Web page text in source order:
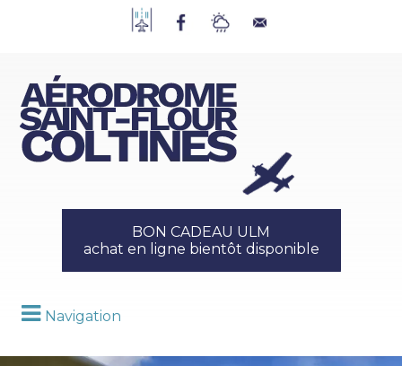
BON CADEAU ULM
achat en ligne bientôt disponible
Navigation